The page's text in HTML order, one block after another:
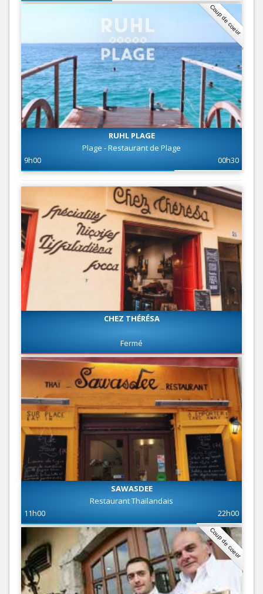
Coup de coeur
RUHL PLAGE
Plage - Restaurant de Plage
9h00
00h30
CHEZ THÉRÉSA
Fermé
SAWASDEE
Restaurant Thaïlandais
11h00
22h00
Coup de coeur